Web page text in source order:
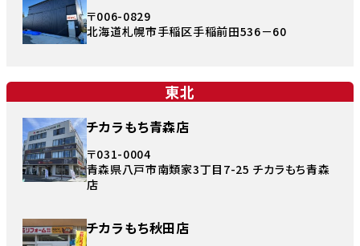
〒006-0829
北海道札幌市手稲区手稲前田536－60
東北
チカラもち青森店
〒031-0004
青森県八戸市南類家3丁目7-25 チカラもち青森
店
チカラもち秋田店